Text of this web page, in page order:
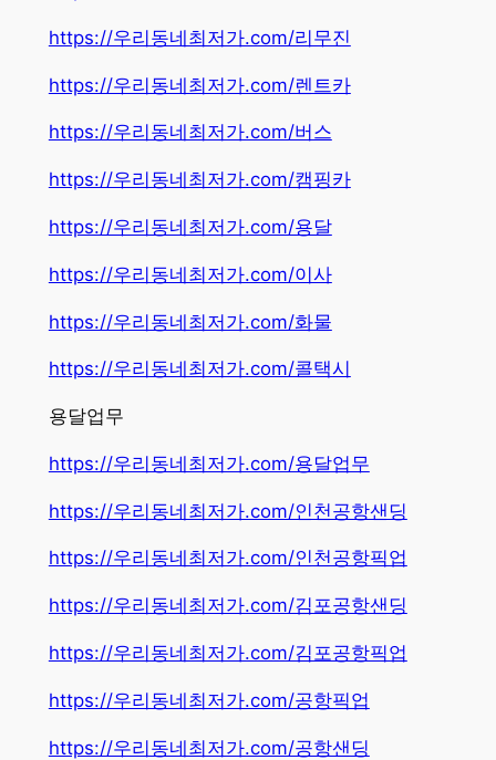
https://우리동네최저가.com/리무진
https://우리동네최저가.com/렌트카
https://우리동네최저가.com/버스
https://우리동네최저가.com/캠핑카
https://우리동네최저가.com/용달
https://우리동네최저가.com/이사
https://우리동네최저가.com/화물
https://우리동네최저가.com/콜택시
용달업무
https://우리동네최저가.com/용달업무
https://우리동네최저가.com/인천공항샌딩
https://우리동네최저가.com/인천공항픽업
https://우리동네최저가.com/김포공항샌딩
https://우리동네최저가.com/김포공항픽업
https://우리동네최저가.com/공항픽업
https://우리동네최저가.com/공항샌딩